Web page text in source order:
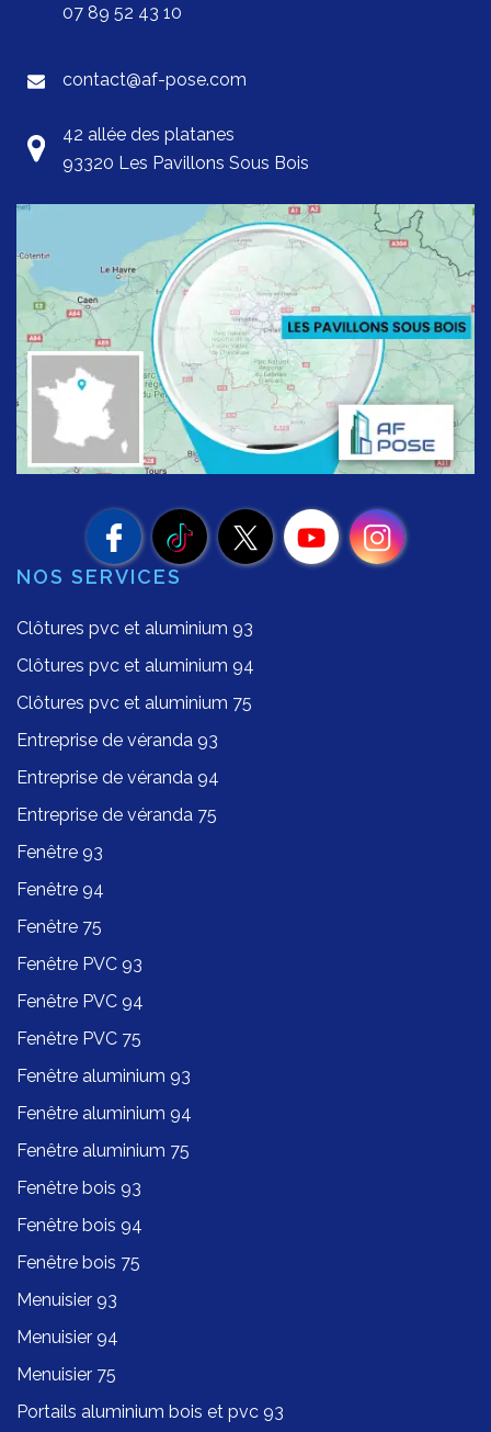
07 89 52 43 10
contact@af-pose.com
42 allée des platanes
93320 Les Pavillons Sous Bois
NOS SERVICES
Clôtures pvc et aluminium 93
Clôtures pvc et aluminium 94
Clôtures pvc et aluminium 75
Entreprise de véranda 93
Entreprise de véranda 94
Entreprise de véranda 75
Fenêtre 93
Fenêtre 94
Fenêtre 75
Fenêtre PVC 93
Fenêtre PVC 94
Fenêtre PVC 75
Fenêtre aluminium 93
Fenêtre aluminium 94
Fenêtre aluminium 75
Fenêtre bois 93
Fenêtre bois 94
Fenêtre bois 75
Menuisier 93
Menuisier 94
Menuisier 75
Portails aluminium bois et pvc 93